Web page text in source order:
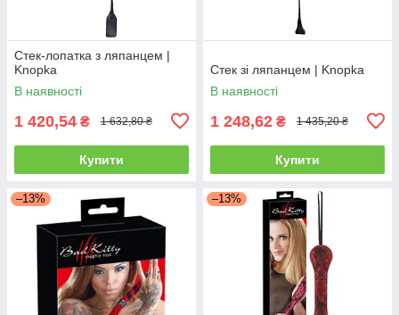
Стек-лопатка з ляпанцем |
Knopka
В наявності
1 420,54 ₴ 1 632,80 ₴
Купити
Стек зі ляпанцем | Knopka
В наявності
1 248,62 ₴ 1 435,20 ₴
Купити
–13% –13%